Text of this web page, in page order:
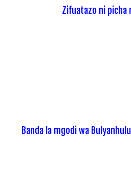
Zifuatazo ni picha
Banda la mgodi wa